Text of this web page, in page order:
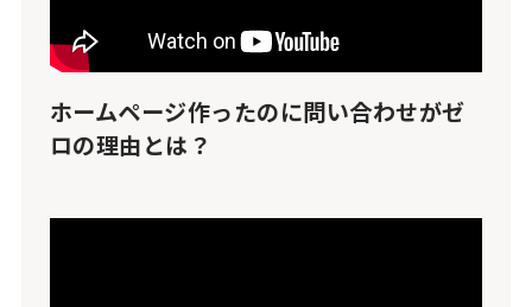
ホームページ作ったのに問い合わせがゼ
ロの理由とは？